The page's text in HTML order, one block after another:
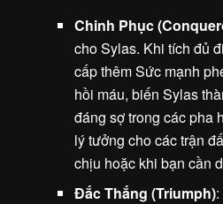
Chinh Phục
cho Sylas. Khi tích đủ
cấp thêm Sức mạnh
hồi máu, biến Sylas
đáng sợ trong các pha
lý tưởng cho các trận
chịu hoặc khi bạn cần
Đắc Thắng (Triumph):